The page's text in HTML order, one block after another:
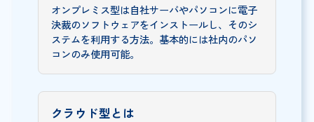
オンプレミス型は自社サーバやパソコンに電子
決裁のソフトウェアをインストールし、そのシ
ステムを利用する方法。基本的には社内のパソ
コンのみ使用可能。
クラウド型とは